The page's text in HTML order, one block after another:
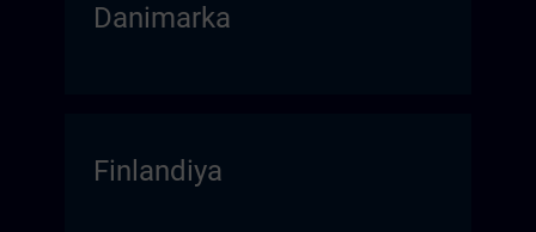
Danimarka
Finlandiya